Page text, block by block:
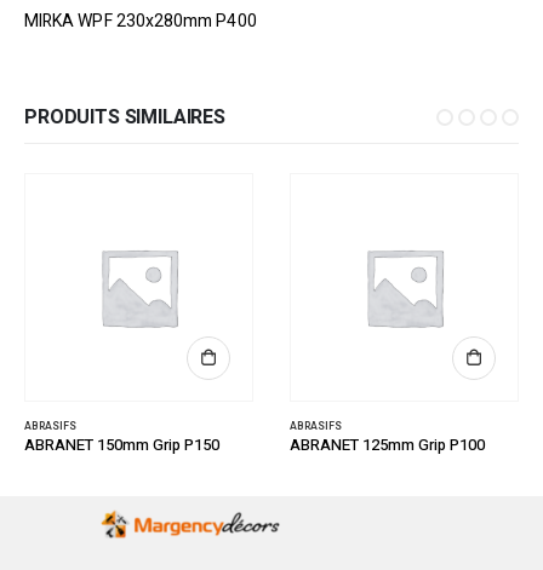
MIRKA WPF 230x280mm P400
PRODUITS SIMILAIRES
ABRASIFS
ABRANET 150mm Grip P150
ABRASIFS
ABRANET 125mm Grip P100